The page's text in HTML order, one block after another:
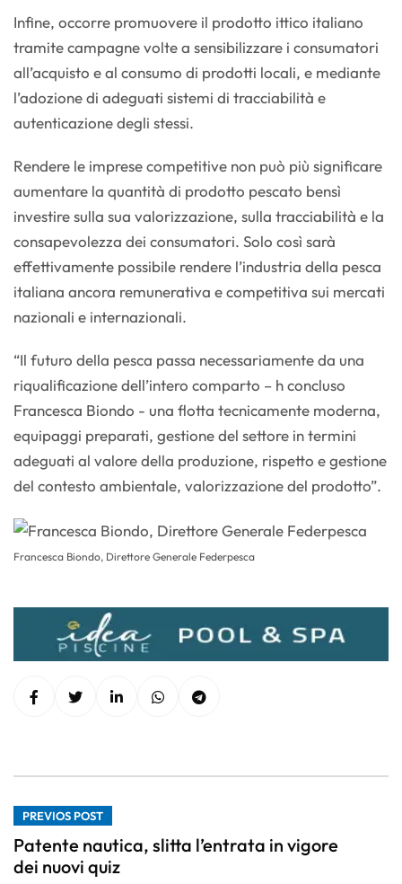
Infine, occorre promuovere il prodotto ittico italiano
tramite campagne volte a sensibilizzare i consumatori
all’acquisto e al consumo di prodotti locali, e mediante
l’adozione di adeguati sistemi di tracciabilità e
autenticazione degli stessi.
Rendere le imprese competitive non può più significare
aumentare la quantità di prodotto pescato bensì
investire sulla sua valorizzazione, sulla tracciabilità e la
consapevolezza dei consumatori. Solo così sarà
effettivamente possibile rendere l’industria della pesca
italiana ancora remunerativa e competitiva sui mercati
nazionali e internazionali.
“Il futuro della pesca passa necessariamente da una
riqualificazione dell’intero comparto – h concluso
Francesca Biondo - una flotta tecnicamente moderna,
equipaggi preparati, gestione del settore in termini
adeguati al valore della produzione, rispetto e gestione
del contesto ambientale, valorizzazione del prodotto”.
Francesca Biondo, Direttore Generale Federpesca
PREVIOS POST
Patente nautica, slitta l’entrata in vigore
dei nuovi quiz